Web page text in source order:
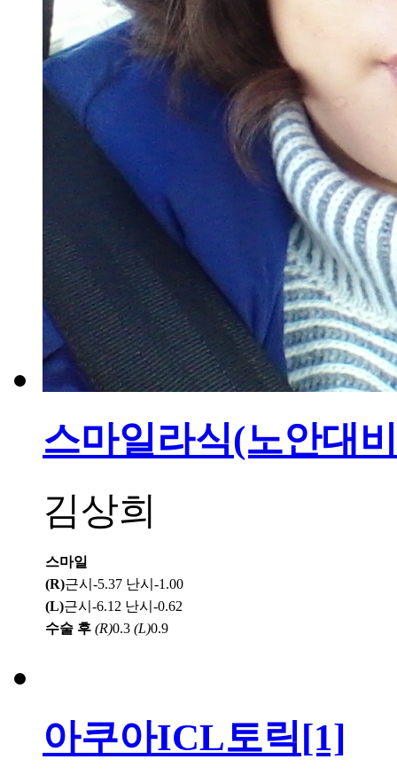
스마일라식(노안대
김상희
스마일
(R)근시-5.37 난시-1.00
(L)근시-6.12 난시-0.62
수술 후 (R)0.3 (L)0.9
아쿠아ICL토릭[1]